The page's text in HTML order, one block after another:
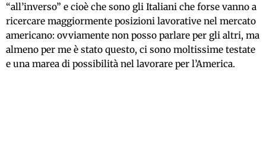
“all’inverso” e cioè che sono gli Italiani che forse vanno a
ricercare maggiormente posizioni lavorative nel mercato
americano: ovviamente non posso parlare per gli altri, ma
almeno per me è stato questo, ci sono moltissime testate
e una marea di possibilità nel lavorare per l’America.